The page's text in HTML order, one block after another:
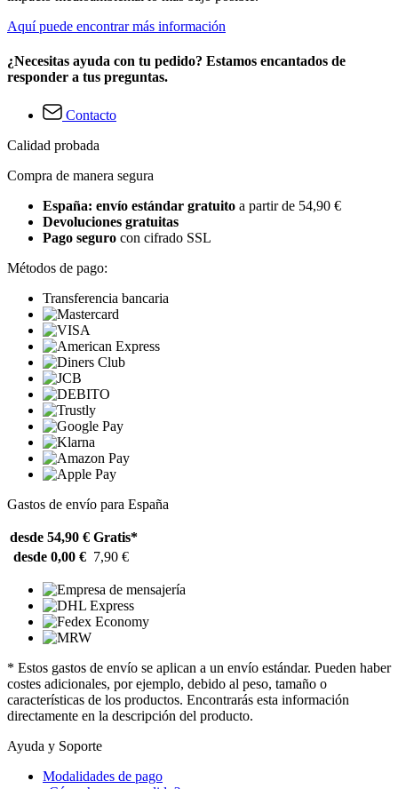
Aquí puede encontrar más información
¿Necesitas ayuda con tu pedido? Estamos encantados de
responder a tus preguntas.
Contacto
Calidad probada
Compra de manera segura
España: envío estándar gratuito a partir de 54,90 €
Devoluciones gratuitas
Pago seguro con cifrado SSL
Métodos de pago:
Transferencia bancaria
Gastos de envío para España
desde 54,90 € Gratis*
desde 0,00 € 7,90 €
* Estos gastos de envío se aplican a un envío estándar. Pueden haber
costes adicionales, por ejemplo, debido al peso, tamaño o
características de los productos. Encontrarás esta información
directamente en la descripción del producto.
Ayuda y Soporte
Modalidades de pago